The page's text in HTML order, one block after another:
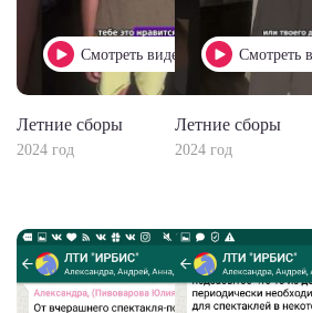
Смотреть видео
Летние сборы
2024 год
Смотреть
Летние сборы
2024 год